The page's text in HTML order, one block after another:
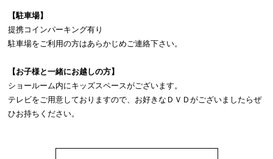
【駐車場】
提携コインパーキング有り
駐車場をご利用の方はあらかじめご連絡下さい。
【お子様と一緒にお越しの方】
ショールーム内にキッズスペースがございます。
テレビをご用意しておりますので、お好きなＤＶＤがございましたらぜ
ひお持ちください。